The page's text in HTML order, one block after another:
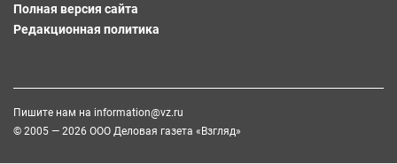
Полная версия сайта
Редакционная политика
Пишите нам на information@vz.ru
© 2005 — 2026 ООО Деловая газета «Взгляд»